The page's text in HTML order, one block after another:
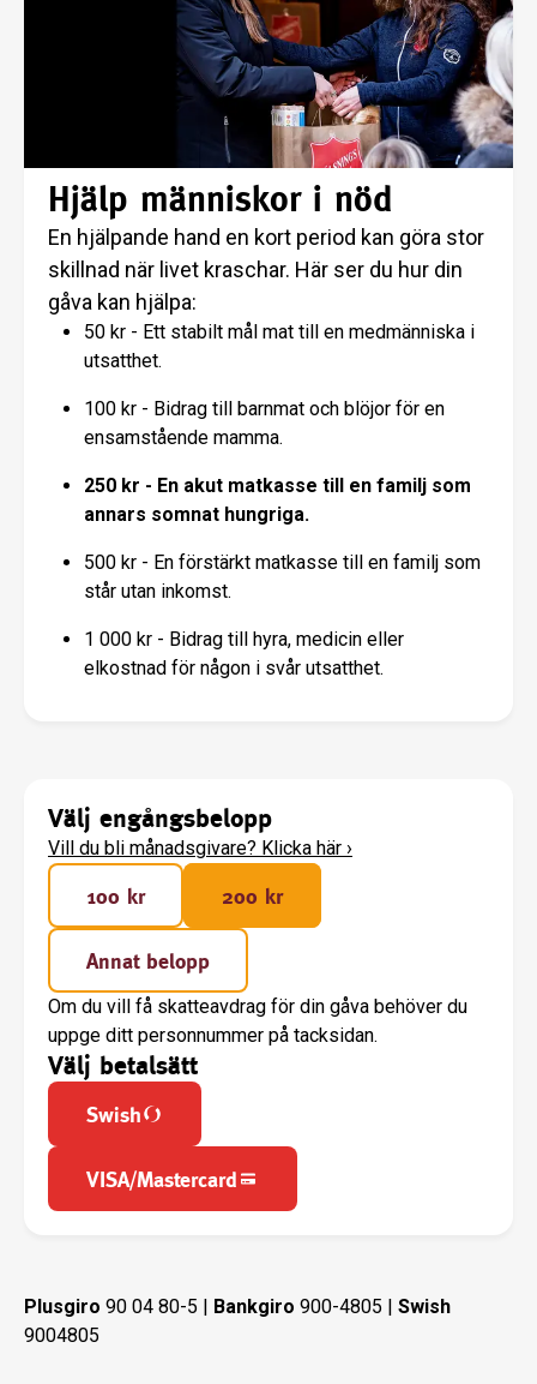
Hjälp människor i nöd
En hjälpande hand en kort period kan göra stor
skillnad när livet kraschar. Här ser du hur din
gåva kan hjälpa:
50 kr - Ett stabilt mål mat till en medmänniska i
utsatthet.
100 kr - Bidrag till barnmat och blöjor för en
ensamstående mamma.
250 kr - En akut matkasse till en familj som
annars somnat hungriga.
500 kr - En förstärkt matkasse till en familj som
står utan inkomst.
1 000 kr - Bidrag till hyra, medicin eller
elkostnad för någon i svår utsatthet.
Välj engångsbelopp
Vill du bli månadsgivare? Klicka här ›
100 kr 200 kr
Annat belopp
Om du vill få skatteavdrag för din gåva behöver du
uppge ditt personnummer på tacksidan.
Välj betalsätt
Swish
VISA/Mastercard
Plusgiro 90 04 80-5 | Bankgiro 900-4805 | Swish
9004805